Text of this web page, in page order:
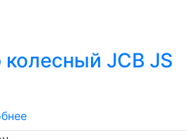
колесный JCB JS